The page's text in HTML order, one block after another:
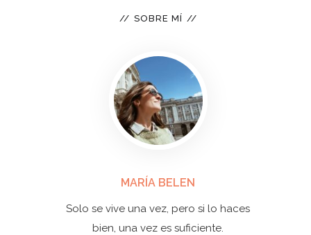
SOBRE MÍ
MARÍA BELEN
Solo se vive una vez, pero si lo haces
bien, una vez es suficiente.